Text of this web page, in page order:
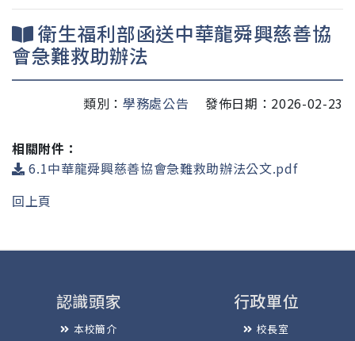
衛生福利部函送中華龍舜興慈善協
會急難救助辦法
類別： 學務處公告 發佈日期：2026-02-23
相關附件：
6.1中華龍舜興慈善協會急難救助辦法公文.pdf
回上頁
認識頭家
本校簡介
行政單位
校長室